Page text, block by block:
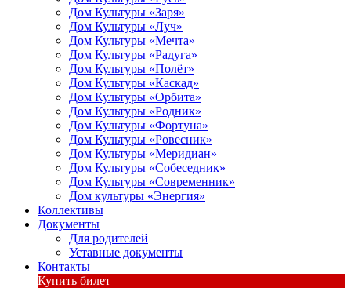
Дом Культуры «Заря»
Дом Культуры «Луч»
Дом Культуры «Мечта»
Дом Культуры «Радуга»
Дом Культуры «Полёт»
Дом Культуры «Каскад»
Дом Культуры «Орбита»
Дом Культуры «Родник»
Дом Культуры «Фортуна»
Дом Культуры «Ровесник»
Дом Культуры «Меридиан»
Дом Культуры «Собеседник»
Дом Культуры «Современник»
Дом культуры «Энергия»
Коллективы
Документы
Для родителей
Уставные документы
Контакты
Купить билет